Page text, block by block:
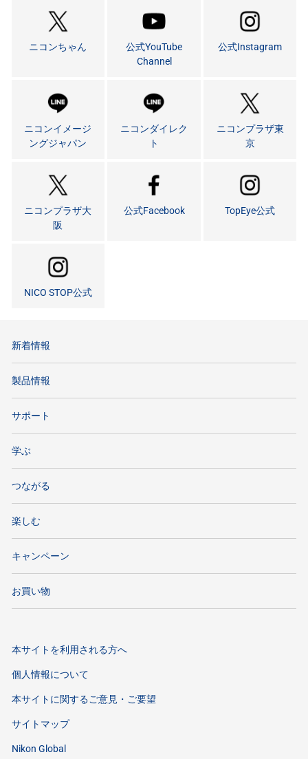
ニコンちゃん
公式YouTube
Channel
公式Instagram
ニコンイメージ
ングジャパン
ニコンダイレク
ト
ニコンプラザ東
京
ニコンプラザ大
阪
公式Facebook TopEye公式
NICO STOP公式
新着情報
製品情報
サポート
学ぶ
つながる
楽しむ
キャンペーン
お買い物
本サイトを利用される方へ
個人情報について
本サイトに関するご意見・ご要望
サイトマップ
Nikon Global